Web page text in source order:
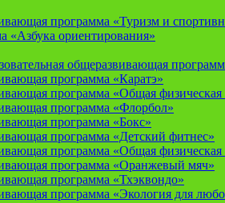
программа «Туризм и
«Азбука ориентирования»
общеразвивающая
программа «Каратэ»
программа «Общая физическая
программа «Флорбол»
программа «Бокс»
программа «Детский фитнес»
программа «Общая физическая
программа «Оранжевый мяч»
программа «Тхэквондо»
программа «Экология для